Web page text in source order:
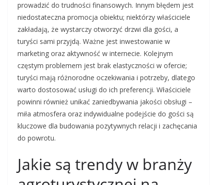
prowadzić do trudności finansowych. Innym błędem jest
niedostateczna promocja obiektu; niektórzy właściciele
zakładają, że wystarczy otworzyć drzwi dla gości, a
turyści sami przyjdą. Ważne jest inwestowanie w
marketing oraz aktywność w internecie. Kolejnym
częstym problemem jest brak elastyczności w ofercie;
turyści mają różnorodne oczekiwania i potrzeby, dlatego
warto dostosować usługi do ich preferencji. Właściciele
powinni również unikać zaniedbywania jakości obsługi –
miła atmosfera oraz indywidualne podejście do gości są
kluczowe dla budowania pozytywnych relacji i zachęcania
do powrotu.
Jakie są trendy w branży